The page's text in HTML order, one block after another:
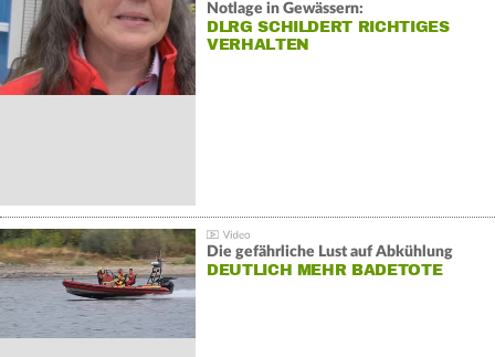
Notlage in Gewässern:
DLRG SCHILDERT RICHTIGES
VERHALTEN
Die gefährliche Lust auf Abkühlung
DEUTLICH MEHR BADETOTE